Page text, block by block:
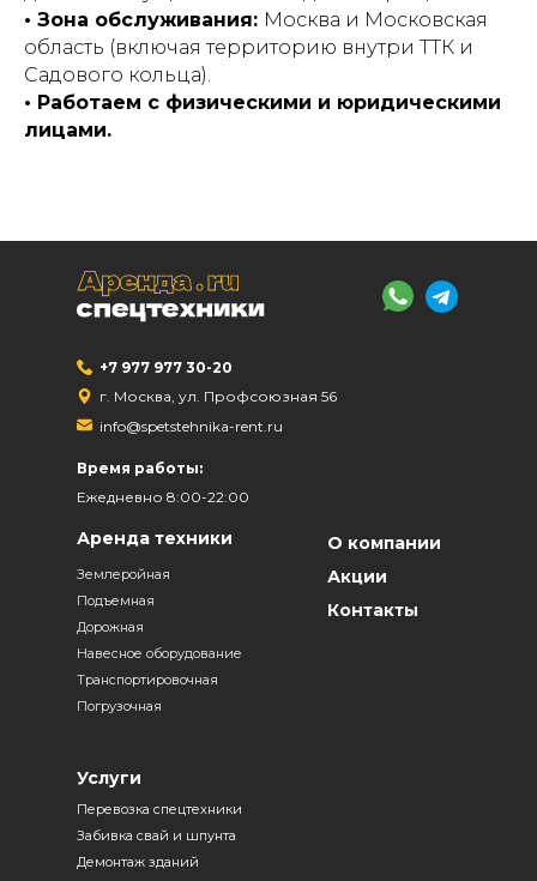
• Зона обслуживания: Москва и Московская
область (включая территорию внутри ТТК и
Садового кольца).
• Работаем с физическими и юридическими
лицами.
Услуги
О компании
Акции
Контакты
Аренда техники
Землеройная
Подъемная
Дорожная
Навесное оборудование
Транспортировочная
Погрузочная
Перевозка спецтехники
Забивка свай и шпунта
Демонтаж зданий
+7 977 977 30-20
г. Москва, ул. Профсоюзная 56
info@spetstehnika-rent.ru
Время работы:
Ежедневно 8:00-22:00